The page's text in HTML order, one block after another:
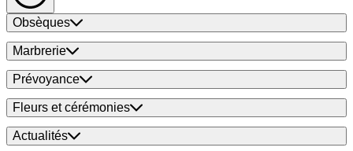
Obsèques
Marbrerie
Prévoyance
Fleurs et cérémonies
Actualités